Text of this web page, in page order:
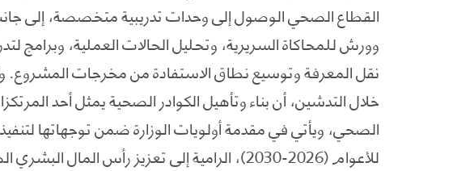
القطاع الصحي الوصول إلى وحدات تدريبية متخصصة، إلى
وورش للمحاكاة السريرية، وتحليل الحالات العملية، وبرامج
نقل المعرفة وتوسيع نطاق الاستفادة من مخرجات المشروع.
خلال التدشين، أن بناء وتأهيل الكوادر الصحية يمثل أحد
الصحي، ويأتي في مقدمة أولويات الوزارة ضمن توجهاتها
للأعوام (2026-2030)، الرامية إلى تعزيز رأس